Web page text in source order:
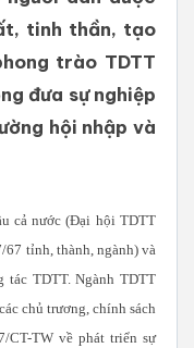
tinh thần, tạo
trào TDTT
đưa sự nghiệp
hội nhập và
cả nước (Đại hội TDTT
67 tỉnh, thành, ngành) và
tác TDTT. Ngành TDTT
chủ trương, chính sách
CT-TW về phát triển sự